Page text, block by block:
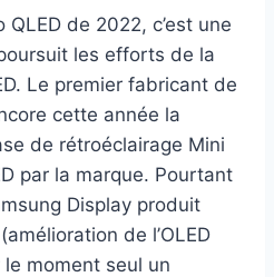
de 2022, c’est une
les efforts de la
Le premier fabricant de
cette année la
de rétroéclairage Mini
par la marque. Pourtant
Display produit
(amélioration de l’OLED
moment seul un